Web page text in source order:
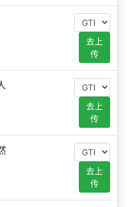
去上
传
去上
传
去上
传